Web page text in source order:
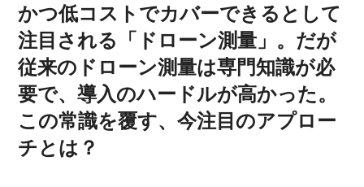
かつ低コストでカバーできるとして
注目される「ドローン測量」。だが
従来のドローン測量は専門知識が必
要で、導入のハードルが高かった。
この常識を覆す、今注目のアプロー
チとは？